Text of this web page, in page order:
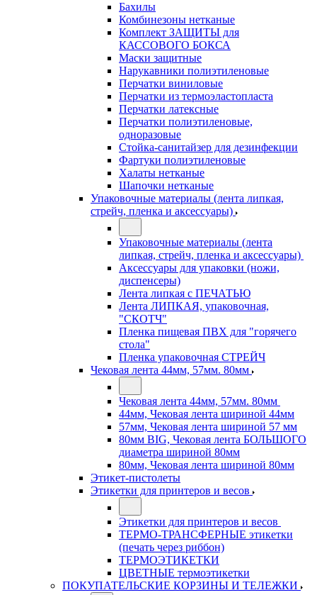
Бахилы
Комбинезоны нетканые
Комплект ЗАЩИТЫ для
КАССОВОГО БОКСА
Маски защитные
Нарукавники полиэтиленовые
Перчатки виниловые
Перчатки из термоэластопласта
Перчатки латексные
Перчатки полиэтиленовые,
одноразовые
Стойка-санитайзер для дезинфекции
Фартуки полиэтиленовые
Халаты нетканые
Шапочки нетканые
Упаковочные материалы (лента липкая,
стрейч, пленка и аксессуары)
Упаковочные материалы (лента
липкая, стрейч, пленка и аксессуары)
Аксессуары для упаковки (ножи,
диспенсеры)
Лента липкая с ПЕЧАТЬЮ
Лента ЛИПКАЯ, упаковочная,
"СКОТЧ"
Пленка пищевая ПВХ для "горячего
стола"
Пленка упаковочная СТРЕЙЧ
Чековая лента 44мм, 57мм. 80мм
Чековая лента 44мм, 57мм. 80мм
44мм, Чековая лента шириной 44мм
57мм, Чековая лента шириной 57 мм
80мм BIG, Чековая лента БОЛЬШОГО
диаметра шириной 80мм
80мм, Чековая лента шириной 80мм
Этикет-пистолеты
Этикетки для принтеров и весов
Этикетки для принтеров и весов
ТЕРМО-ТРАНСФЕРНЫЕ этикетки
(печать через риббон)
ТЕРМОЭТИКЕТКИ
ЦВЕТНЫЕ термоэтикетки
ПОКУПАТЕЛЬСКИЕ КОРЗИНЫ И ТЕЛЕЖКИ